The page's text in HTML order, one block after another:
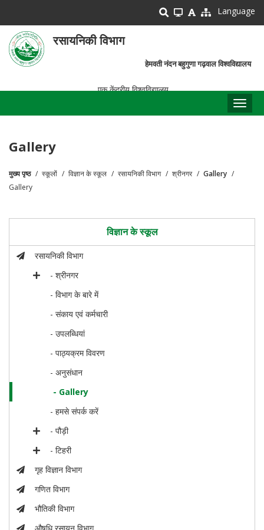
main
content
Language
रसायनिकी विभाग
हेमवती नंदन बहुगुणा गढ़वाल विश्वविद्यालय
एक केंद्रीय विश्वविद्यालय
Gallery
पग
मुख्य पृष्ठ स्कूलों विज्ञान के स्कूल रसायनिकी विभाग श्रीनगर
Gallery
Gallery
विज्ञान के स्कूल
रसायनिकी विभाग
- श्रीनगर
- विभाग के बारे में
- संकाय एवं कर्मचारी
- उपलब्धियां
- पाठ्यक्रम विवरण
- अनुसंधान
- Gallery
- हमसे संपर्क करें
- पौड़ी
- टिहरी
गृह विज्ञान विभाग
गणित विभाग
भौतिकी विभाग